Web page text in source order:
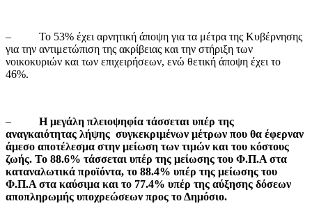
– Το 53% έχει αρνητική άποψη για τα μέτρα της Κυβέρνησης
για την αντιμετώπιση της ακρίβειας και την στήριξη των
νοικοκυριών και των επιχειρήσεων, ενώ θετική άποψη έχει το
46%.
– Η μεγάλη πλειοψηφία τάσσεται υπέρ της
αναγκαιότητας λήψης συγκεκριμένων μέτρων που θα έφερναν
άμεσο αποτέλεσμα στην μείωση των τιμών και του κόστους
ζωής. Το 88.6% τάσσεται υπέρ της μείωσης του Φ.Π.Α στα
καταναλωτικά προϊόντα, το 88.4% υπέρ της μείωσης του
Φ.Π.Α στα καύσιμα και το 77.4% υπέρ της αύξησης δόσεων
αποπληρωμής υποχρεώσεων προς το Δημόσιο.